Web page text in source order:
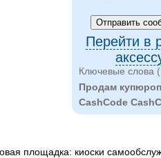
Перейти в
Ключевые слова
Продам
CashCode
площадка: киоски